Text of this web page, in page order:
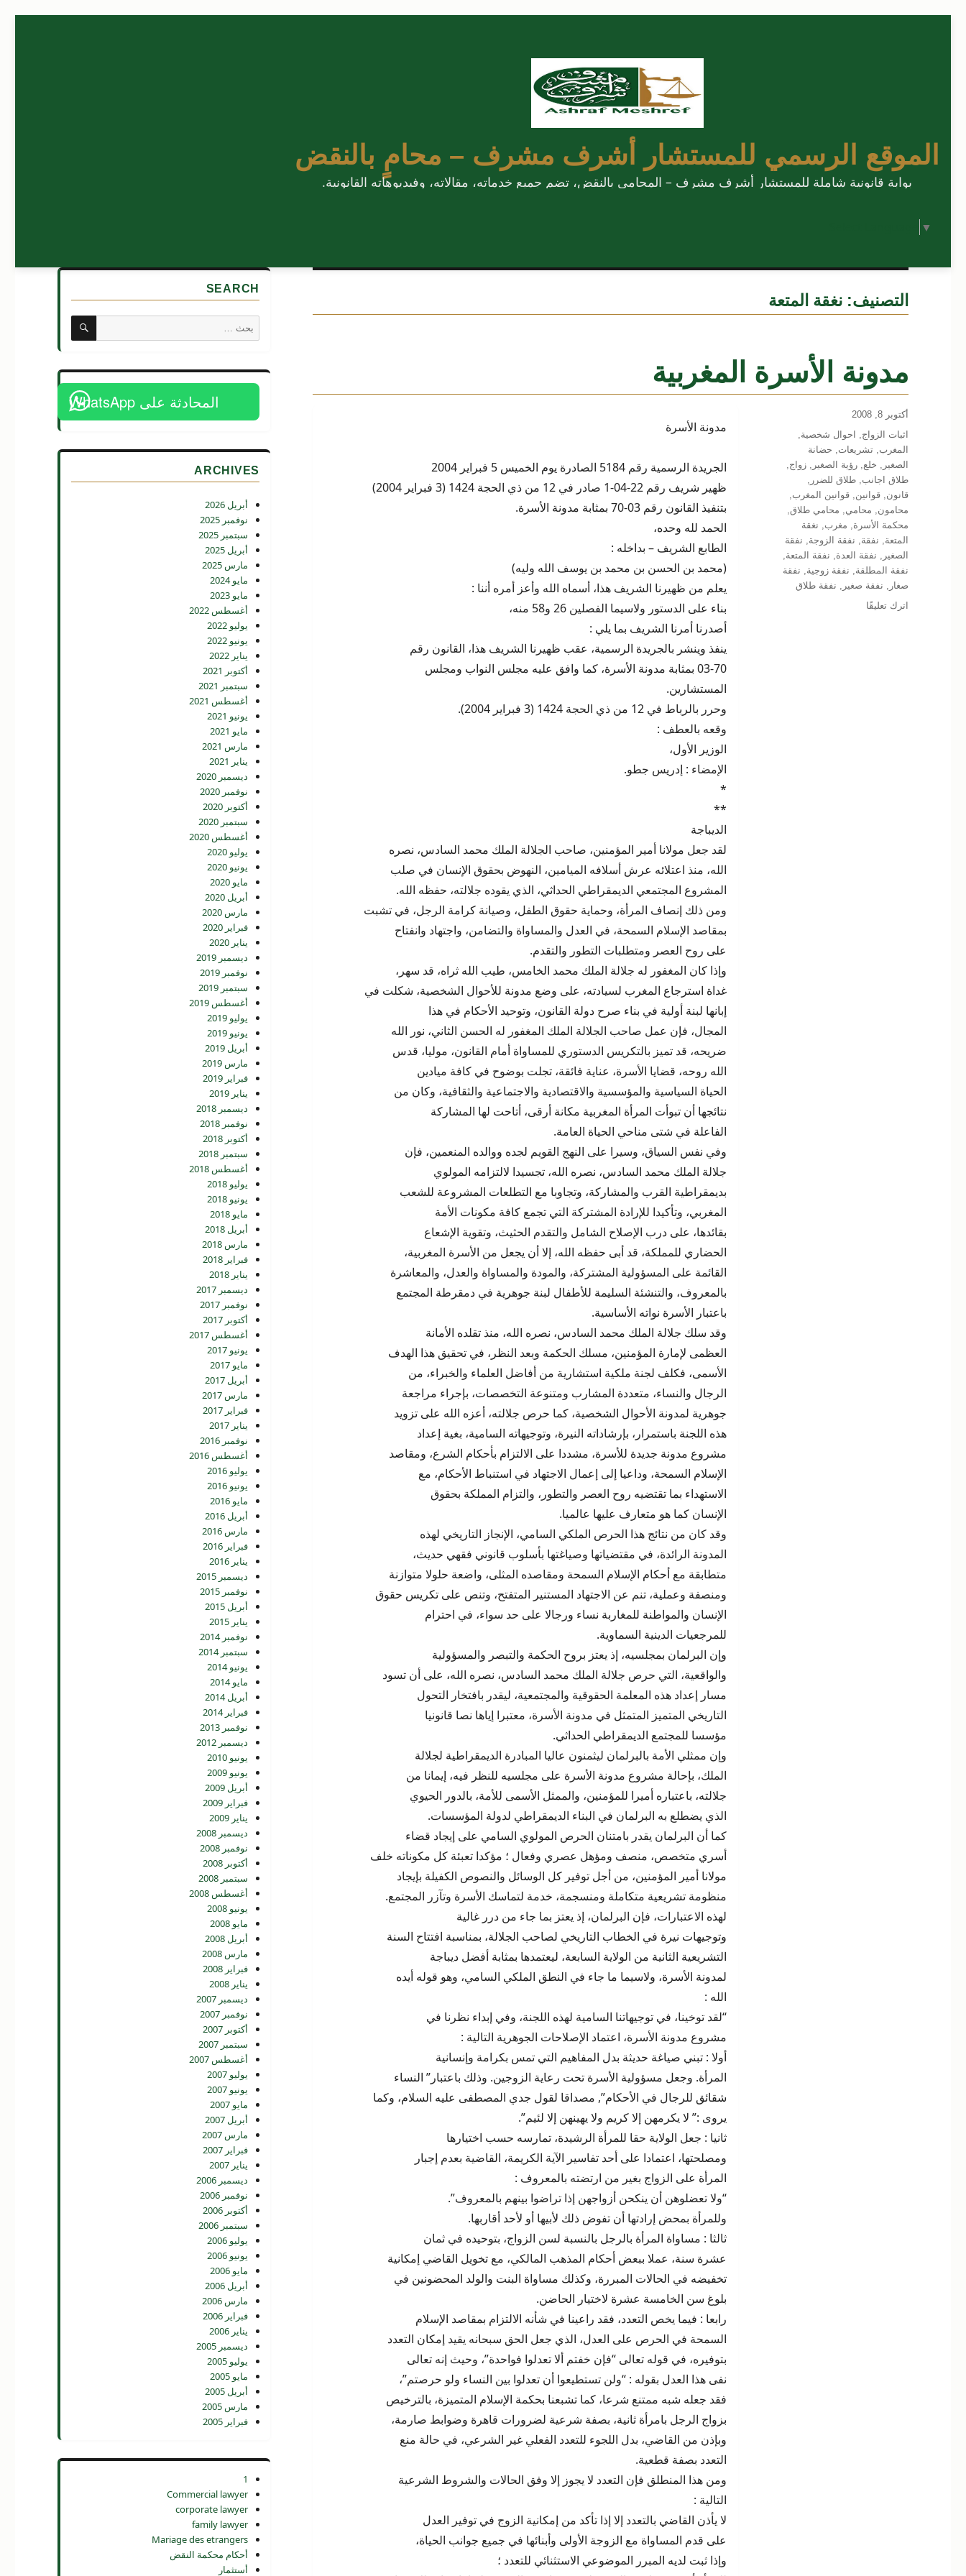
الموقع الرسمي للمستشار أشرف مشرف – محامٍ بالنقض
بوابة قانونية شاملة للمستشار أشرف مشرف – المحامي بالنقض، تضم جميع خدماته، مقالاته، وفيديوهاته القانونية.
▼
التصنيف:نغقة المتعة
مدونة الأسرة المغربية
مدونة الأسرة
الجريدة الرسمية رقم 5184 الصادرة يوم الخميس 5 فبراير 2004
ظهير شريف رقم 22-04-1 صادر في 12 من ذي الحجة 1424 (3 فبراير 2004)
بتنفيذ القانون رقم 03-70 بمثابة مدونة الأسرة.
الحمد لله وحده،
الطابع الشريف – بداخله :
(محمد بن الحسن بن محمد بن يوسف الله وليه)
يعلم من ظهيرنا الشريف هذا، أسماه الله وأعز أمره أننا :
بناء على الدستور ولاسيما الفصلين 26 و58 منه،
أصدرنا أمرنا الشريف بما يلي :
ينفذ وينشر بالجريدة الرسمية، عقب ظهيرنا الشريف هذا، القانون رقم
03-70 بمثابة مدونة الأسرة، كما وافق عليه مجلس النواب ومجلس
المستشارين.
وحرر بالرباط في 12 من ذي الحجة 1424 (3 فبراير 2004).
وقعه بالعطف :
الوزير الأول،
الإمضاء : إدريس جطو.
*
**
الديباجة
لقد جعل مولانا أمير المؤمنين، صاحب الجلالة الملك محمد السادس، نصره
الله، منذ اعتلائه عرش أسلافه الميامين، النهوض بحقوق الإنسان في صلب
المشروع المجتمعي الديمقراطي الحداثي، الذي يقوده جلالته، حفظه الله.
ومن ذلك إنصاف المرأة، وحماية حقوق الطفل، وصيانة كرامة الرجل، في تشبت
بمقاصد الإسلام السمحة، في العدل والمساواة والتضامن، واجتهاد وانفتاح
على روح العصر ومتطلبات التطور والتقدم.
وإذا كان المغفور له جلالة الملك محمد الخامس، طيب الله ثراه، قد سهر،
غداة استرجاع المغرب لسيادته، على وضع مدونة للأحوال الشخصية، شكلت في
إبانها لبنة أولية في بناء صرح دولة القانون، وتوحيد الأحكام في هذا
المجال، فإن عمل صاحب الجلالة الملك المغفور له الحسن الثاني، نور الله
ضريحه، قد تميز بالتكريس الدستوري للمساواة أمام القانون، موليا، قدس
الله روحه، قضايا الأسرة، عناية فائقة، تجلت بوضوح في كافة ميادين
الحياة السياسية والمؤسسية والاقتصادية والاجتماعية والثقافية، وكان من
نتائجها أن تبوأت المرأة المغربية مكانة أرقى، أتاحت لها المشاركة
الفاعلة في شتى مناحي الحياة العامة.
وفي نفس السياق، وسيرا على النهج القويم لجده ووالده المنعمين، فإن
جلالة الملك محمد السادس، نصره الله، تجسيدا لالتزامه المولوي
بديمقراطية القرب والمشاركة، وتجاوبا مع التطلعات المشروعة للشعب
المغربي، وتأكيدا للإرادة المشتركة التي تجمع كافة مكونات الأمة
بقائدها، على درب الإصلاح الشامل والتقدم الحثيث، وتقوية الإشعاع
الحضاري للمملكة، قد أبى حفظه الله، إلا أن يجعل من الأسرة المغربية،
القائمة على المسؤولية المشتركة، والمودة والمساواة والعدل، والمعاشرة
بالمعروف، والتنشئة السليمة للأطفال لبنة جوهرية في دمقرطة المجتمع
باعتبار الأسرة نواته الأساسية.
وقد سلك جلالة الملك محمد السادس، نصره الله، منذ تقلده الأمانة
العظمى لإمارة المؤمنين، مسلك الحكمة وبعد النظر، في تحقيق هذا الهدف
الأسمى، فكلف لجنة ملكية استشارية من أفاضل العلماء والخبراء، من
الرجال والنساء، متعددة المشارب ومتنوعة التخصصات، بإجراء مراجعة
جوهرية لمدونة الأحوال الشخصية، كما حرص جلالته، أعزه الله على تزويد
هذه اللجنة باستمرار، بإرشاداته النيرة، وتوجيهاته السامية، بغية إعداد
مشروع مدونة جديدة للأسرة، مشددا على الالتزام بأحكام الشرع، ومقاصد
الإسلام السمحة، وداعيا إلى إعمال الاجتهاد في استنباط الأحكام، مع
الاستهداء بما تقتضيه روح العصر والتطور، والتزام المملكة بحقوق
الإنسان كما هو متعارف عليها عالميا.
وقد كان من نتائج هذا الحرص الملكي السامي، الإنجاز التاريخي لهذه
المدونة الرائدة، في مقتضياتها وصياغتها بأسلوب قانوني فقهي حديث،
متطابقة مع أحكام الإسلام السمحة ومقاصده المثلى، واضعة حلولا متوازنة
ومنصفة وعملية، تنم عن الاجتهاد المستنير المتفتح، وتنص على تكريس حقوق
الإنسان والمواطنة للمغاربة نساء ورجالا على حد سواء، في احترام
للمرجعيات الدينية السماوية.
وإن البرلمان بمجلسيه، إذ يعتز بروح الحكمة والتبصر والمسؤولية
والواقعية، التي حرص جلالة الملك محمد السادس، نصره الله، على أن تسود
مسار إعداد هذه المعلمة الحقوقية والمجتمعية، ليقدر بافتخار التحول
التاريخي المتميز المتمثل في مدونة الأسرة، معتبرا إياها نصا قانونيا
مؤسسا للمجتمع الديمقراطي الحداثي.
وإن ممثلي الأمة بالبرلمان ليثمنون عاليا المبادرة الديمقراطية لجلالة
الملك، بإحالة مشروع مدونة الأسرة على مجلسيه للنظر فيه، إيمانا من
جلالته، باعتباره أميرا للمؤمنين، والممثل الأسمى للأمة، بالدور الحيوي
الذي يضطلع به البرلمان في البناء الديمقراطي لدولة المؤسسات.
كما أن البرلمان يقدر بامتنان الحرص المولوي السامي على إيجاد قضاء
أسري متخصص، منصف ومؤهل عصري وفعال ؛ مؤكدا تعبئة كل مكوناته خلف
مولانا أمير المؤمنين، من أجل توفير كل الوسائل والنصوص الكفيلة بإيجاد
منظومة تشريعية متكاملة ومنسجمة، خدمة لتماسك الأسرة وتآزر المجتمع.
لهذه الاعتبارات، فإن البرلمان، إذ يعتز بما جاء من درر غالية
وتوجيهات نيرة في الخطاب التاريخي لصاحب الجلالة، بمناسبة افتتاح السنة
التشريعية الثانية من الولاية السابعة، ليعتمدها بمثابة أفضل ديباجة
لمدونة الأسرة، ولاسيما ما جاء في النطق الملكي السامي، وهو قوله أيده
الله :
“لقد توخينا، في توجيهاتنا السامية لهذه اللجنة، وفي إبداء نظرنا في
مشروع مدونة الأسرة، اعتماد الإصلاحات الجوهرية التالية :
أولا : تبني صياغة حديثة بدل المفاهيم التي تمس بكرامة وإنسانية
المرأة. وجعل مسؤولية الأسرة تحت رعاية الزوجين. وذلك باعتبار” النساء
شقائق للرجال في الأحكام”, مصداقا لقول جدي المصطفى عليه السلام، وكما
يروى :” لا يكرمهن إلا كريم ولا يهينهن إلا لئيم”.
ثانيا : جعل الولاية حقا للمرأة الرشيدة، تمارسه حسب اختيارها
ومصلحتها، اعتمادا على أحد تفاسير الآية الكريمة، القاضية بعدم إجبار
المرأة على الزواج بغير من ارتضته بالمعروف :
“ولا تعضلوهن أن ينكحن أزواجهن إذا تراضوا بينهم بالمعروف”.
وللمرأة بمحض إرادتها أن تفوض ذلك لأبيها أو لأحد أقاربها.
ثالثا : مساواة المرأة بالرجل بالنسبة لسن الزواج، بتوحيده في ثمان
عشرة سنة، عملا ببعض أحكام المذهب المالكي، مع تخويل القاضي إمكانية
تخفيضه في الحالات المبررة، وكذلك مساواة البنت والولد المحضونين في
بلوغ سن الخامسة عشرة لاختيار الحاضن.
رابعا : فيما يخص التعدد، فقد راعينا في شأنه الالتزام بمقاصد الإسلام
السمحة في الحرص على العدل، الذي جعل الحق سبحانه يقيد إمكان التعدد
بتوفيره، في قوله تعالى “فإن خفتم ألا تعدلوا فواحدة”، وحيث إنه تعالى
نفى هذا العدل بقوله : “ولن تستطيعوا أن تعدلوا بين النساء ولو حرصتم”،
فقد جعله شبه ممتنع شرعا، كما تشبعنا بحكمة الإسلام المتميزة، بالترخيص
بزواج الرجل بامرأة ثانية، بصفة شرعية لضرورات قاهرة وضوابط صارمة،
وبإذن من القاضي، بدل اللجوء للتعدد الفعلي غير الشرعي، في حالة منع
التعدد بصفة قطعية.
ومن هذا المنطلق فإن التعدد لا يجوز إلا وفق الحالات والشروط الشرعية
التالية :
لا يأذن القاضي بالتعدد إلا إذا تأكد من إمكانية الزوج في توفير العدل
على قدم المساواة مع الزوجة الأولى وأبنائها في جميع جوانب الحياة،
وإذا ثبت لديه المبرر الموضوعي الاستثنائي للتعدد ؛
نُشرت
في
أكتوبر 8, 2008
التصنيفات
اثبات الزواج, احوال شخصية,
المغرب,تشريعات, حضانة
الصغير , خلع,رؤية الصغير ,زواج,
طلاق اجانب,طلاق للضرر ,
قانون,قوانين,قوانين المغرب,
محامون, محامي, محامي طلاق,
محكمة الأسرة, مغرب, نغقة
المتعة, نفقة, نفقة الزوجة, نفقة
الصغير , نفقة العدة, نفقة المتعة,
نفقة المطلقة, نفقة زوجية, نفقة
صغار , نفقة صغير , نفقة طلاق
اترك تعليقًا
SEARCH
عن:
بحث
المحادثة على WhatsApp
ARCHIVES
أبريل 2026
نوفمبر 2025
سبتمبر 2025
أبريل 2025
مارس 2025
مايو 2024
مايو 2023
أغسطس 2022
يوليو 2022
يونيو 2022
يناير 2022
أكتوبر 2021
سبتمبر 2021
أغسطس 2021
يونيو 2021
مايو 2021
مارس 2021
يناير 2021
ديسمبر 2020
نوفمبر 2020
أكتوبر 2020
سبتمبر 2020
أغسطس 2020
يوليو 2020
يونيو 2020
مايو 2020
أبريل 2020
مارس 2020
فبراير 2020
يناير 2020
ديسمبر 2019
نوفمبر 2019
سبتمبر 2019
أغسطس 2019
يوليو 2019
يونيو 2019
أبريل 2019
مارس 2019
فبراير 2019
يناير 2019
ديسمبر 2018
نوفمبر 2018
أكتوبر 2018
سبتمبر 2018
أغسطس 2018
يوليو 2018
يونيو 2018
مايو 2018
أبريل 2018
مارس 2018
فبراير 2018
يناير 2018
ديسمبر 2017
نوفمبر 2017
أكتوبر 2017
أغسطس 2017
يونيو 2017
مايو 2017
أبريل 2017
مارس 2017
فبراير 2017
يناير 2017
نوفمبر 2016
أغسطس 2016
يوليو 2016
يونيو 2016
مايو 2016
أبريل 2016
مارس 2016
فبراير 2016
يناير 2016
ديسمبر 2015
نوفمبر 2015
أبريل 2015
يناير 2015
نوفمبر 2014
سبتمبر 2014
يونيو 2014
مايو 2014
أبريل 2014
فبراير 2014
نوفمبر 2013
ديسمبر 2012
يونيو 2010
يونيو 2009
أبريل 2009
فبراير 2009
يناير 2009
ديسمبر 2008
نوفمبر 2008
أكتوبر 2008
سبتمبر 2008
أغسطس 2008
يونيو 2008
مايو 2008
أبريل 2008
مارس 2008
فبراير 2008
يناير 2008
ديسمبر 2007
نوفمبر 2007
أكتوبر 2007
سبتمبر 2007
أغسطس 2007
يوليو 2007
يونيو 2007
مايو 2007
أبريل 2007
مارس 2007
فبراير 2007
يناير 2007
ديسمبر 2006
نوفمبر 2006
أكتوبر 2006
سبتمبر 2006
يوليو 2006
يونيو 2006
مايو 2006
أبريل 2006
مارس 2006
فبراير 2006
يناير 2006
ديسمبر 2005
يوليو 2005
مايو 2005
أبريل 2005
مارس 2005
فبراير 2005
1
Commercial lawyer
corporate lawyer
family lawyer
Mariage des etrangers
أحكام محكمة النقض
أستثمار